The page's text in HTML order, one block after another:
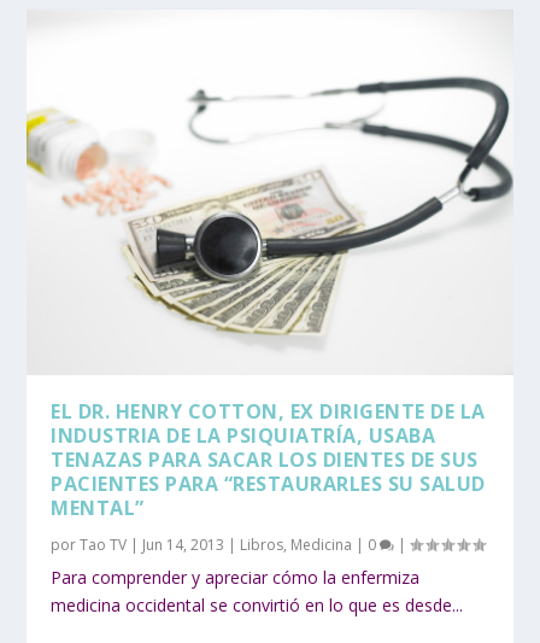
EL DR. HENRY COTTON, EX DIRIGENTE DE LA
INDUSTRIA DE LA PSIQUIATRÍA, USABA
TENAZAS PARA SACAR LOS DIENTES DE SUS
PACIENTES PARA “RESTAURARLES SU SALUD
MENTAL”
porTao TV | Jun 14, 2013 | Libros, Medicina | 0 |
Para comprender y apreciar cómo la enfermiza
medicina occidental se convirtió en lo que es desde...